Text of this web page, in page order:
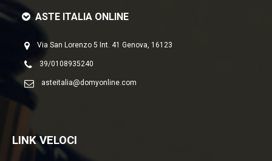
ASTE ITALIA ONLINE
Via San Lorenzo 5 Int. 41 Genova, 16123
39/0108935240
asteitalia@domyonline.com
LINK VELOCI